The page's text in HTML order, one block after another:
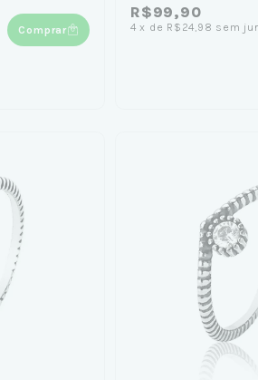
Comprar
R$99,90
4 x de R$24,98 sem